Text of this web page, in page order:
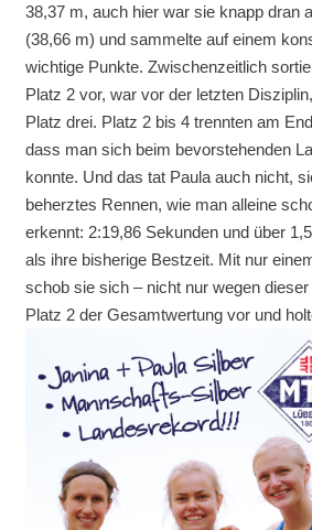
38,37 m, auch hier war sie knapp dran
(38,66 m) und sammelte auf einem
wichtige Punkte. Zwischenzeitlich
Platz 2 vor, war vor der letzten
Platz drei. Platz 2 bis 4 trennten am
dass man sich beim bevorstehenden
konnte. Und das tat Paula auch nicht,
beherztes Rennen, wie man alleine
erkennt: 2:19,86 Sekunden und über
als ihre bisherige Bestzeit. Mit nur
schob sie sich – nicht nur wegen
Platz 2 der Gesamtwertung vor und